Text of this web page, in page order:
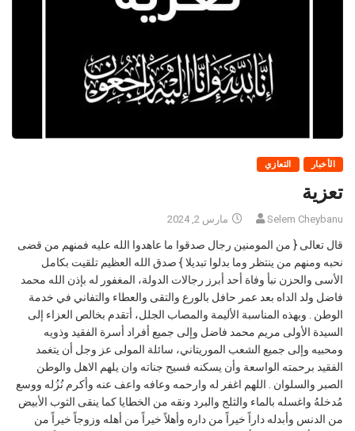
الأخبار التعازي
تعزية
Selem Cheybanu مارس 2, 2024
قال تعالى { من المومنين رجال صدقوا ما عاهدوا الله عليه فمنهم من قضى
نحبه ومنهم من ينتظر وما بدلوا تبديلا } صدق الله العظيم تلقيت بكامل
الأسى والحزن نبأ وفاة أحد أبرز رجالات الدولة، المغفور له بإذن الله محمد
فاضل ولد الداه بعد عمر حافل بالورع والتقى والعطاء والتفاني في خدمة
الوطن . وبهذه المناسبة الأليمة والمصاب الجلل، أتقدم بخالص العزاء إلى
السيدة الأولى مريم محمد فاضل وإلى جميع أفراد أسرة الفقيد وذويه
ومحبيه وإلى جميع الشعب الموريتاني، سائلة المولى عز وجل أن يتغمد
الفقيد برحمته الواسعة وأن يسكنه فسيح جناته وان يلهم الاهل والوطن
الصبر والسلوان . اللهم اغفر له وارحمه وعافه واعف عنه وأكرم نُزُله ووسع
مُدخلهُ واغسله بالماء والثلج والبرد ونقه من الخطايا كما ينقى الثوب الأبيض
من الدنس وأبدله داراً خيراً من داره وأهلاً خيراً من أهله وزوجاً خيراً من